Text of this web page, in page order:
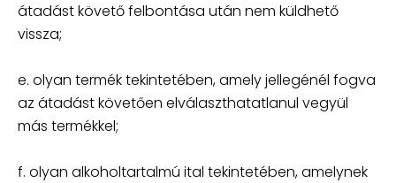
átadást követő felbontása után nem küldhető
vissza;
e. olyan termék tekintetében, amely jellegénél fogva
az átadást követően elválaszthatatlanul vegyül
más termékkel;
f. olyan alkoholtartalmú ital tekintetében, amelynek